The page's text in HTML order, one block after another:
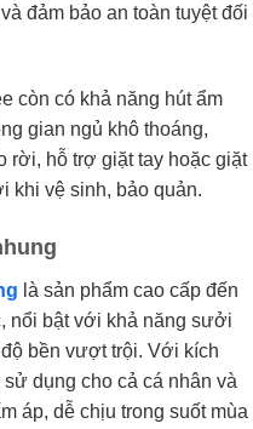
đảm bảo an toàn tuyệt đối
còn có khả năng hút ẩm
gian ngủ khô thoáng,
rời, hỗ trợ giặt tay hoặc giặt
khi vệ sinh, bảo quản.
là sản phẩm cao cấp đến
nổi bật với khả năng sưởi
bền vượt trội. Với kích
dụng cho cả cá nhân và
áp, dễ chịu trong suốt mùa